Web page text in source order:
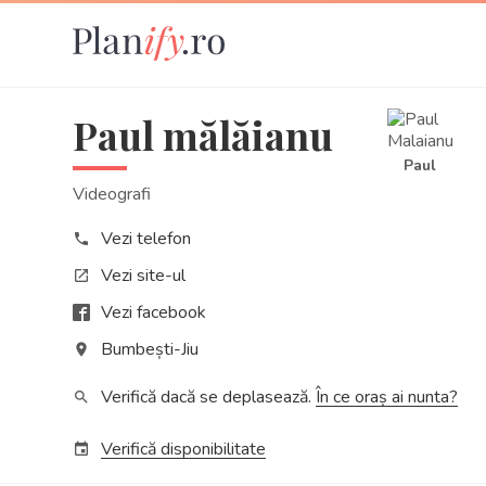
Paul mălăianu
Videografi
Paul
phone Vezi telefon
open_in_new
Vezi site-ul
Vezi facebook
place Bumbești-Jiu
search Verifică dacă se deplasează. În ce oraș ai nunta?
event Verifică disponibilitate